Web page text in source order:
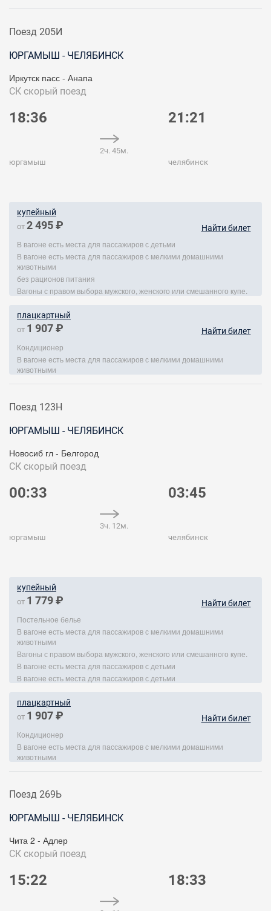
Поезд 205И
ЮРГАМЫШ - ЧЕЛЯБИНСК
Иркутск пасс - Анапа
СК скорый поезд
18:36
юргамыш
2ч. 45м.
21:21
челябинск
купейный
от 2 495 ₽ Найти билет
В вагоне есть места для пассажиров с детьми
В вагоне есть места для пассажиров с мелкими домашними
животными
без рационов питания
Вагоны с правом выбора мужского, женского или смешанного купе.
плацкартный
от 1 907 ₽ Найти билет
Кондиционер
В вагоне есть места для пассажиров с мелкими домашними
животными
Поезд 123Н
ЮРГАМЫШ - ЧЕЛЯБИНСК
Новосиб гл - Белгород
СК скорый поезд
00:33
юргамыш
3ч. 12м.
03:45
челябинск
купейный
от 1 779 ₽ Найти билет
Постельное белье
В вагоне есть места для пассажиров с мелкими домашними
животными
Вагоны с правом выбора мужского, женского или смешанного купе.
В вагоне есть места для пассажиров с детьми
В вагоне есть места для пассажиров с детьми
плацкартный
от 1 907 ₽ Найти билет
Кондиционер
В вагоне есть места для пассажиров с мелкими домашними
животными
Поезд 269Ь
ЮРГАМЫШ - ЧЕЛЯБИНСК
Чита 2 - Адлер
СК скорый поезд
15:22 18:33